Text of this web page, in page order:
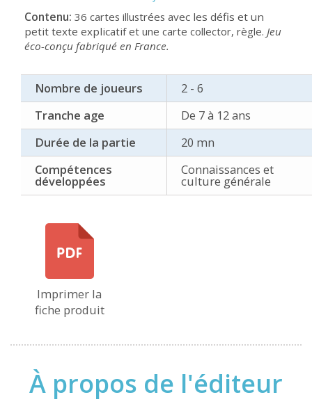
Contenu: 36 cartes illustrées avec les défis et un
petit texte explicatifet une carte collector, règle. Jeu
éco-conçu fabriqué en France.
Nombre de joueurs
2 - 6
Tranche age
De 7 à 12 ans
Durée de la partie
20 mn
Compétences
développées
Connaissances et
culture générale
Imprimer la
fiche produit
À propos de l'éditeur